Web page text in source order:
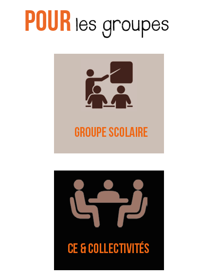
Pour les groupes